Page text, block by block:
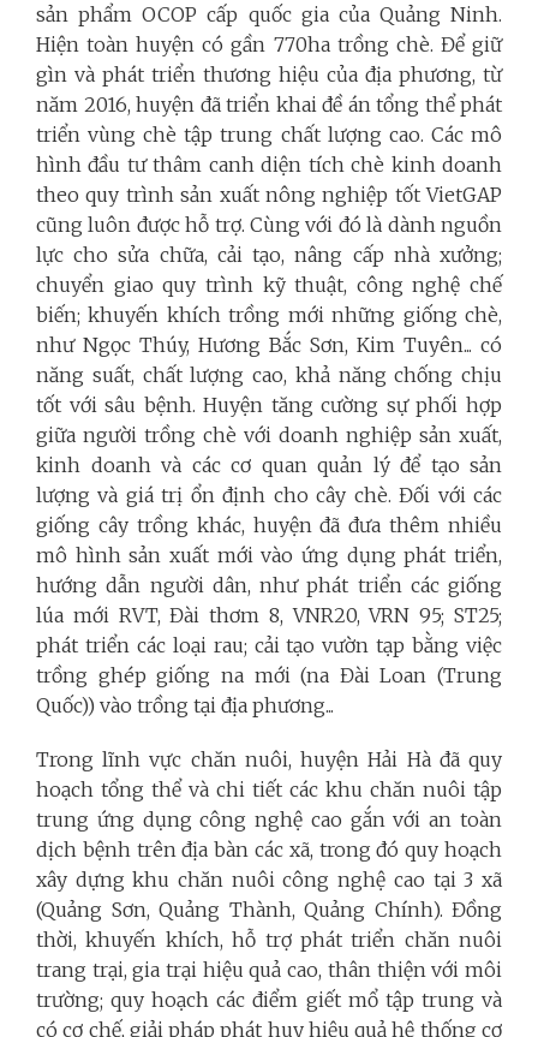
sản phẩm OCOP cấp quốc gia của Quảng Ninh.
Hiện toàn huyện có gần 770ha trồng chè. Để giữ
gìn và phát triển thương hiệu của địa phương, từ
năm 2016, huyện đã triển khai đề án tổng thể phát
triển vùng chè tập trung chất lượng cao. Các mô
hình đầu tư thâm canh diện tích chè kinh doanh
theo quy trình sản xuất nông nghiệp tốt VietGAP
cũng luôn được hỗ trợ. Cùng với đó là dành nguồn
lực cho sửa chữa, cải tạo, nâng cấp nhà xưởng;
chuyển giao quy trình kỹ thuật, công nghệ chế
biến; khuyến khích trồng mới những giống chè,
như Ngọc Thúy, Hương Bắc Sơn, Kim Tuyên... có
năng suất, chất lượng cao, khả năng chống chịu
tốt với sâu bệnh. Huyện tăng cường sự phối hợp
giữa người trồng chè với doanh nghiệp sản xuất,
kinh doanh và các cơ quan quản lý để tạo sản
lượng và giá trị ổn định cho cây chè. Đối với các
giống cây trồng khác, huyện đã đưa thêm nhiều
mô hình sản xuất mới vào ứng dụng phát triển,
hướng dẫn người dân, như phát triển các giống
lúa mới RVT, Đài thơm 8, VNR20, VRN 95; ST25;
phát triển các loại rau; cải tạo vườn tạp bằng việc
trồng ghép giống na mới (na Đài Loan (Trung
Quốc)) vào trồng tại địa phương...
Trong lĩnh vực chăn nuôi, huyện Hải Hà đã quy
hoạch tổng thể và chi tiết các khu chăn nuôi tập
trung ứng dụng công nghệ cao gắn với an toàn
dịch bệnh trên địa bàn các xã, trong đó quy hoạch
xây dựng khu chăn nuôi công nghệ cao tại 3 xã
(Quảng Sơn, Quảng Thành, Quảng Chính). Đồng
thời, khuyến khích, hỗ trợ phát triển chăn nuôi
trang trại, gia trại hiệu quả cao, thân thiện với môi
trường; quy hoạch các điểm giết mổ tập trung và
có cơ chế, giải pháp phát huy hiệu quả hệ thống cơ